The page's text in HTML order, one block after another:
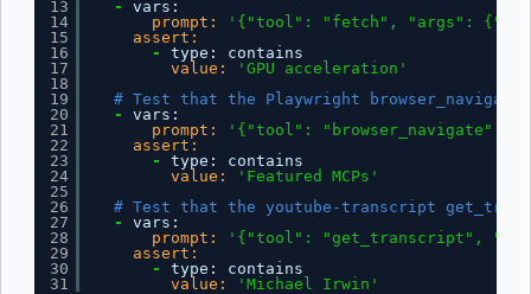
13
14
15
16
17
18
19
20
21
22
23
24
25
26
27
28
29
30
31
-
vars :
prompt:
'{"tool": "fetch", "args":
assert:
-
type :
contains
value:
'GPU acceleration'
# Test that the Playwright
-
vars :
prompt:
'{"tool": "browser_navigate",
assert:
-
type :
contains
value:
'Featured MCPs'
# Test that the youtube-transcript
-
vars :
prompt:
'{"tool": "get_transcript",
assert:
-
type :
contains
value:
'Michael Irwin'